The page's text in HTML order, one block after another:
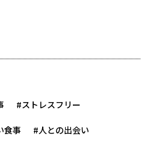
#ストレスフリー
食事 #人との出会い